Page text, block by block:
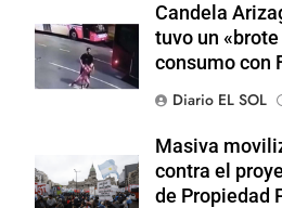
Candela
tuvo un
consumo con
Diario EL SOL
Masiva
contra el
de Propiedad